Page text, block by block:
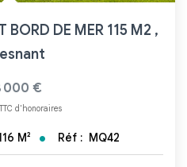
DE MER 115 M2 ,
000 €
d'honoraires
M² Réf : MQ42